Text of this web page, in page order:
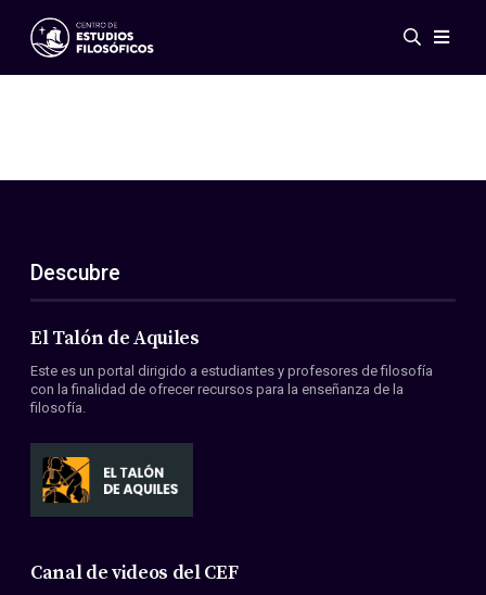
Eventos
ES
EN
Acerca de nosotros
Miembros
Convenios
Descubre
El Talón de Aquiles
Este es un portal dirigido a estudiantes y profesores de filosofía
con la finalidad de ofrecer recursos para la enseñanza de la
filosofía.
Canal de videos del CEF